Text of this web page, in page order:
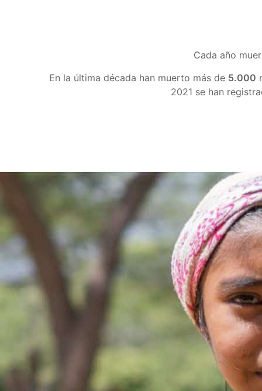
Cada año
En la última década han muerto más de 5.000
2021 se han